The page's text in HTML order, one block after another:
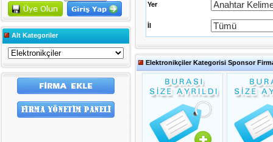
Alt Kategoriler
Yer
İl
Elektronikçiler Kategorisi Sponsor